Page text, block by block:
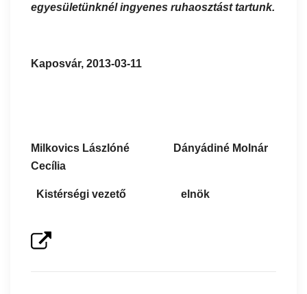
egyesületünknél ingyenes ruhaosztást tartunk.
Kaposvár, 2013-03-11
Milkovics Lászlóné Dányádiné Molnár
Cecília
Kistérségi vezető elnök